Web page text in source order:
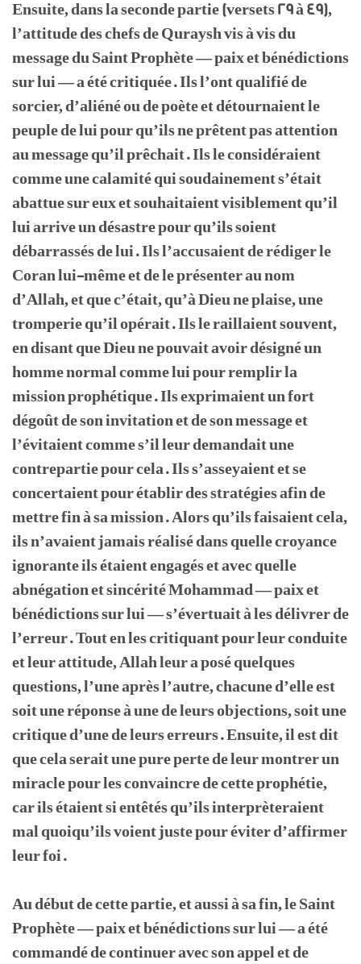
Ensuite, dans la seconde partie (versets 29 à 49),
l’attitude des chefs de Quraysh vis à vis du
message du Saint Prophète — paix et bénédictions
sur lui — a été critiquée. Ils l’ont qualifié de
sorcier, d’aliéné ou de poète et détournaient le
peuple de lui pour qu’ils ne prêtent pas attention
au message qu’il prêchait. Ils le considéraient
comme une calamité qui soudainement s’était
abattue sur eux et souhaitaient visiblement qu’il
lui arrive un désastre pour qu’ils soient
débarrassés de lui. Ils l’accusaient de rédiger le
Coran lui-même et de le présenter au nom
d’Allah, et que c’était, qu’à Dieu ne plaise, une
tromperie qu’il opérait. Ils le raillaient souvent,
en disant que Dieu ne pouvait avoir désigné un
homme normal comme lui pour remplir la
mission prophétique. Ils exprimaient un fort
dégoût de son invitation et de son message et
l’évitaient comme s’il leur demandait une
contrepartie pour cela. Ils s’asseyaient et se
concertaient pour établir des stratégies afin de
mettre fin à sa mission. Alors qu’ils faisaient cela,
ils n’avaient jamais réalisé dans quelle croyance
ignorante ils étaient engagés et avec quelle
abnégation et sincérité Mohammad — paix et
bénédictions sur lui — s’évertuait à les délivrer de
l’erreur. Tout en les critiquant pour leur conduite
et leur attitude, Allah leur a posé quelques
questions, l’une après l’autre, chacune d’elle est
soit une réponse à une de leurs objections, soit une
critique d’une de leurs erreurs. Ensuite, il est dit
que cela serait une pure perte de leur montrer un
miracle pour les convaincre de cette prophétie,
car ils étaient si entêtés qu’ils interprèteraient
mal quoiqu’ils voient juste pour éviter d’affirmer
leur foi.
Au début de cette partie, et aussi à sa fin, le Saint
Prophète — paix et bénédictions sur lui — a été
commandé de continuer avec son appel et de